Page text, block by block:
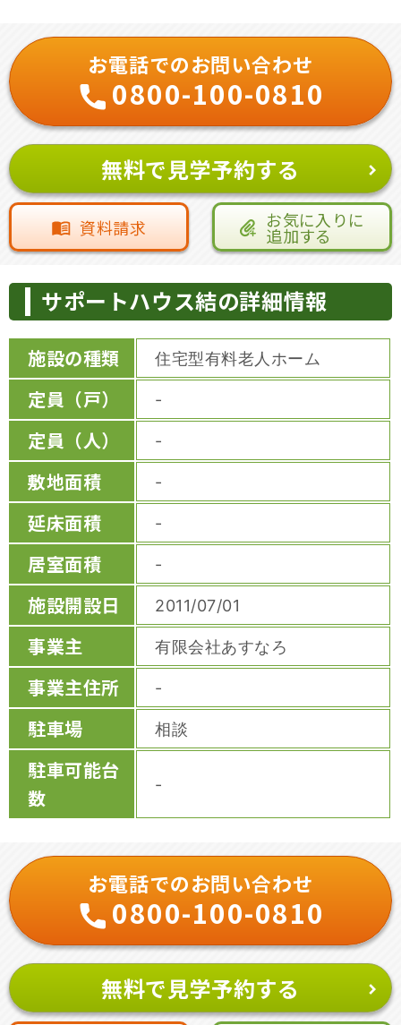
お電話でのお問い合わせ
0800-100-0810
無料で見学予約する
資料請求 お気に入りに
追加する
サポートハウス結の詳細情報
施設の種類 住宅型有料老人ホーム
定員（戸） -
定員（人） -
敷地面積 -
延床面積 -
居室面積 -
施設開設日 2011/07/01
事業主 有限会社あすなろ
事業主住所 -
駐車場 相談
駐車可能台
数
-
お電話でのお問い合わせ
0800-100-0810
無料で見学予約する